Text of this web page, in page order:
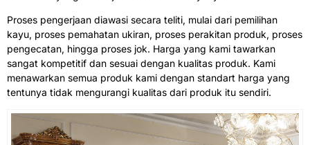
Proses pengerjaan diawasi secara teliti, mulai dari pemilihan
kayu, proses pemahatan ukiran, proses perakitan produk, proses
pengecatan, hingga proses jok. Harga yang kami tawarkan
sangat kompetitif dan sesuai dengan kualitas produk. Kami
menawarkan semua produk kami dengan standart harga yang
tentunya tidak mengurangi kualitas dari produk itu sendiri.